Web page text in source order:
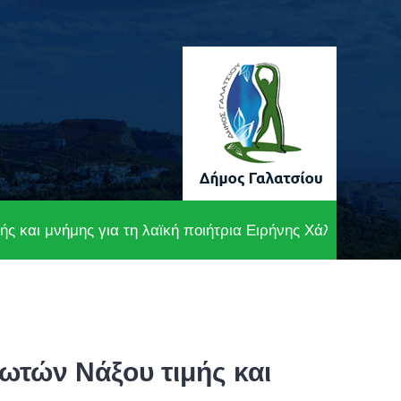
μνήμης για τη λαϊκή ποιήτρια Ειρήνης Χάλκου
Νάξου τιμής και